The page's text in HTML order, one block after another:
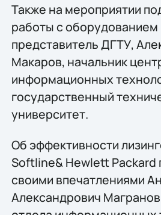
Также на мероприятии
работы с
представитель ДГТУ,
Макаров, начальник
информационных
государственный
университет.
Oб эффективности
Softline& Hewlett Packard
своими впечатлениями
Александрович